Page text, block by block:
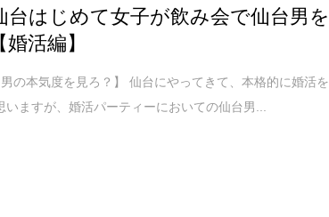
台はじめて女子が飲み会で仙台男を
活編】
の本気度を見ろ？】 仙台にやってきて、本格的に婚活を
ますが、婚活パーティーにおいての仙台男...